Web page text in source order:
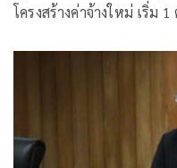
โครงสร้างค่าจ้างใหม่ เริ่ม